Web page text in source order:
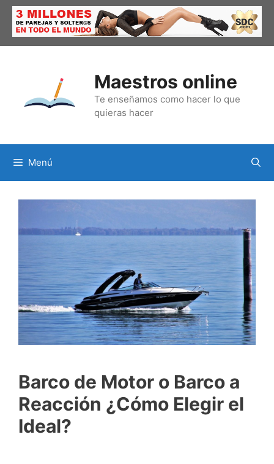
Saltar
contenido
Maestros online
Te enseñamos como hacer lo que
quieras hacer
Menú
Barco de Motor o Barco a
Reacción ¿Cómo Elegir el
Ideal?